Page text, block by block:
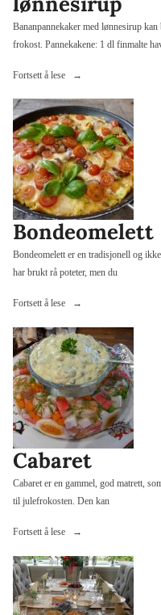
Bananpannekaker med lønnesirup
frokost. Pannekakene: 1 dl finmalte
Fortsett å lese
«Bananpannekaker
lønnesirup»
Bondeomelett
Bondeomelett er en tradisjonell og
har brukt rå poteter, men du
Fortsett å lese «Bondeomelett»
Cabaret
Cabaret er en gammel, god matrett,
til julefrokosten. Den kan
Fortsett å lese «Cabaret»